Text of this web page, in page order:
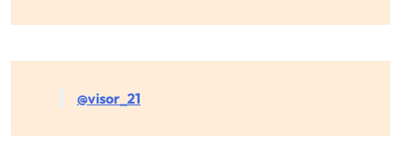
@visor_21